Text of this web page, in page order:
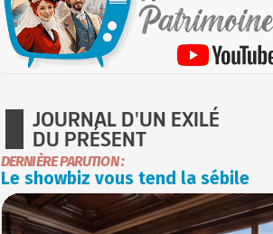
JOURNAL D'UN EXILÉ
DU PRÉSENT
DERNIÈRE PARUTION :
Le showbiz vous tend la sébile